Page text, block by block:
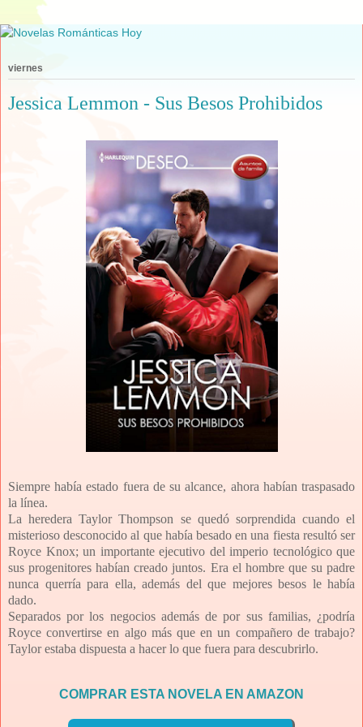
viernes
Jessica Lemmon - Sus Besos Prohibidos
Siempre había estado fuera de su alcance, ahora habían traspasado
la línea.
La heredera Taylor Thompson se quedó sorprendida cuando el
misterioso desconocido al que había besado en una fiesta resultó ser
Royce Knox; un importante ejecutivo del imperio tecnológico que
sus progenitores habían creado juntos. Era el hombre que su padre
nunca querría para ella, además del que mejores besos le había
dado.
Separados por los negocios además de por sus familias, ¿podría
Royce convertirse en algo más que en un compañero de trabajo?
Taylor estaba dispuesta a hacer lo que fuera para descubrirlo.
COMPRAR ESTA NOVELA EN AMAZON